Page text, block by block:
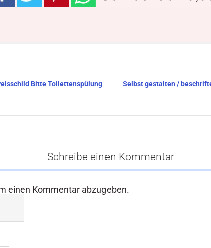
Bitte Toilettenspülung
Selbst gestalten /
Schreibe einen Kommentar
einen Kommentar abzugeben.